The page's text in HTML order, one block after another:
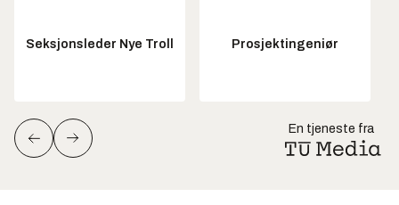
Seksjonsleder Nye Troll Prosjektingeniør
En tjeneste fra